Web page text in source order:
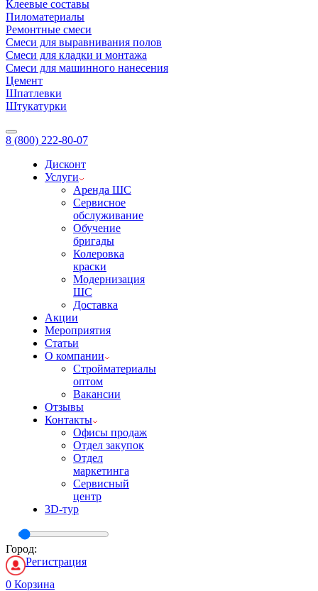
Клеевые составы
Пиломатериалы
Ремонтные смеси
Смеси для выравнивания полов
Смеси для кладки и монтажа
Смеси для машинного нанесения
Цемент
Шпатлевки
Штукатурки
8 (800) 222-80-07
Дисконт
Услуги
Аренда ШС
Сервисное
обслуживание
Обучение
бригады
Колеровка
краски
Модернизация
ШС
Доставка
Акции
Мероприятия
Статьи
О компании
Стройматериалы
оптом
Вакансии
Отзывы
Контакты
Офисы продаж
Отдел закупок
Отдел
маркетинга
Сервисный
центр
3D-тур
Город:
Регистрация
0 Корзина